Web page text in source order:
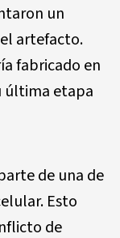
un
artefacto.
fabricado en
última etapa
de una de
Esto
de